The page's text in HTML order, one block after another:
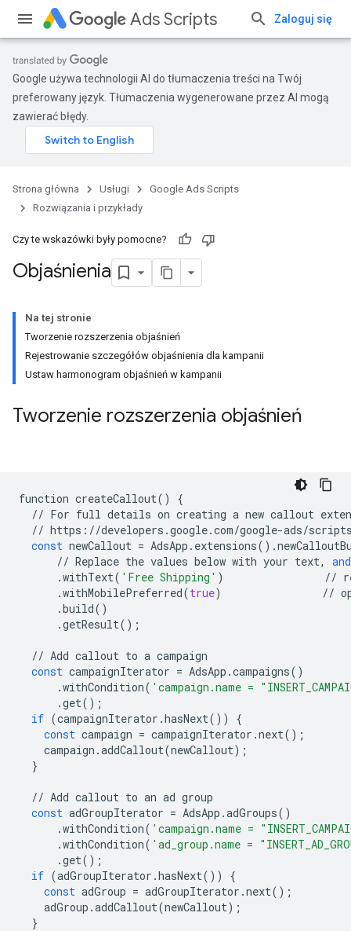
Ads Scripts Zaloguj się
Google używa technologii AI do tłumaczenia treści na Twój
preferowany język. Tłumaczenia wygenerowane przez AI mogą
zawierać błędy.
Strona główna Usługi
Google Ads Scripts
Rozwiązania i przykłady
Czy te wskazówki były pomocne?
Objaśnienia
Na tej stronie
Tworzenie rozszerzenia objaśnień
Rejestrowanie szczegółów objaśnienia dla kampanii
Ustaw harmonogram objaśnień w kampanii
Tworzenie rozszerzenia objaśnień
function createCallout()
{
// For full details on creating a new callout
// https : //developers .google.com/google-ads/
const newCallout = AdsApp . extensions() .
// Replace the values below with your text,
and
.withText( 'Free Shipping' ) //
.withMobilePreferred(true) //
.build()
.getResult();
// Add callout to a campaign
const campaignIterator = AdsApp .campaigns()
.withCondition( 'campaign.name =
.get();
if (campaignIterator .hasNext())
{
const campaign = campaignIterator .next();
campaign .addCallout(newCallout);
}
// Add callout to an ad group
const adGroupIterator = AdsApp .adGroups()
.withCondition( 'campaign.name =
.withCondition( 'ad_group.name =
.get();
if (adGroupIterator .hasNext())
{
const adGroup = adGroupIterator .next();
adGroup .addCallout(newCallout);
}